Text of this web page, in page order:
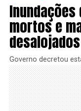
mortos e
Governo decretou